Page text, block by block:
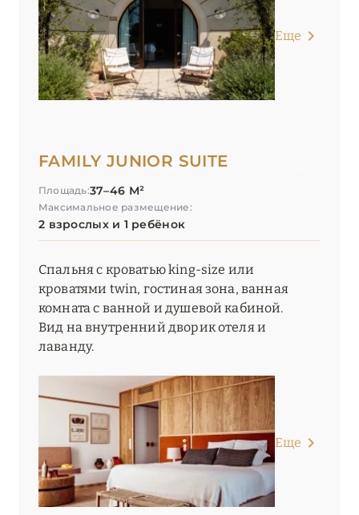
Еще
FAMILY JUNIOR SUITE
Площадь:37–46 М²
Максимальное размещение:
2 взрослых и 1 ребёнок
Спальня с кроватью king-size или
кроватями twin, гостиная зона, ванная
комната с ванной и душевой кабиной.
Вид на внутренний дворик отеля и
лаванду.
Еще